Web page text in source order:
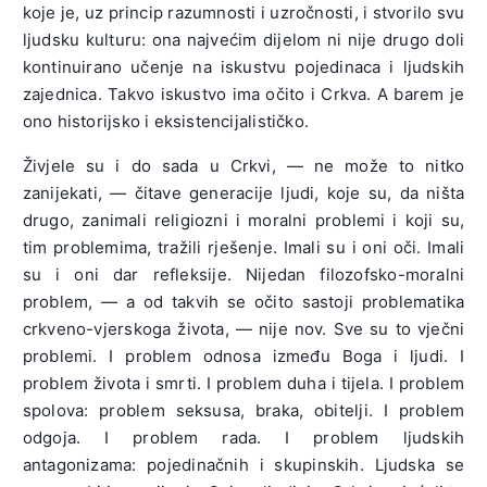
koje je, uz princip razumnosti i uzročnosti, i stvorilo svu
ljudsku kulturu: ona najvećim dijelom ni nije drugo doli
kontinuirano učenje na iskustvu pojedinaca i ljudskih
zajednica. Takvo iskustvo ima očito i Crkva. A barem je
ono historijsko i eksistencijalističko.
Živjele su i do sada u Crkvi, — ne može to nitko
zanijekati, — čitave generacije ljudi, koje su, da ništa
drugo, zanimali religiozni i moralni problemi i koji su,
tim problemima, tražili rješenje. Imali su i oni oči. Imali
su i oni dar refleksije. Nijedan filozofsko-moralni
problem, — a od takvih se očito sastoji problematika
crkveno-vjerskoga života, — nije nov. Sve su to vječni
problemi. I problem odnosa između Boga i ljudi. I
problem života i smrti. I problem duha i tijela. I problem
spolova: problem seksusa, braka, obitelji. I problem
odgoja. I problem rada. I problem ljudskih
antagonizama: pojedinačnih i skupinskih. Ljudska se